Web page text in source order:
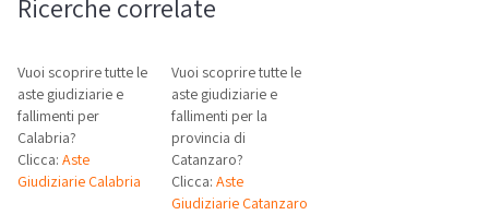
Ricerche correlate
Vuoi scoprire tutte le
aste giudiziarie e
fallimenti per
Calabria?
Clicca: Aste
Giudiziarie Calabria
Vuoi scoprire tutte le
aste giudiziarie e
fallimenti per la
provincia di
Catanzaro?
Clicca:Aste
Giudiziarie Catanzaro